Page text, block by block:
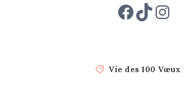
Facebook
TikTok
Vie des 100 Vœux